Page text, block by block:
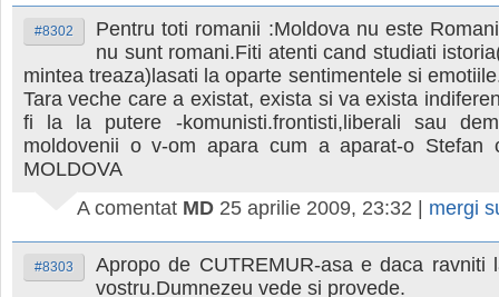
#8302
Pentru toti romanii :Moldova nu este
nu sunt romani.Fiti atenti cand studiati
mintea treaza)lasati la oparte sentimentele si
Tara veche care a existat, exista si va exista
fi la la putere -komunisti.frontisti,liberali sau
moldovenii o v-om apara cum a aparat-o Stefan
MOLDOVA
A comentat MD 25 aprilie 2009, 23:32 | mergi
#8303
Apropo de CUTREMUR-asa e daca ravniti
vostru.Dumnezeu vede si provede.